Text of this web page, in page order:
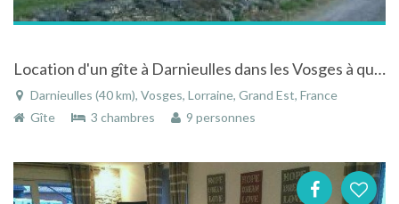
Location d'un gîte à Darnieulles dans les Vosges à quelques kilomètres d'Epinal.
Darnieulles (40 km), Vosges, Lorraine, Grand Est, France
Gîte
3 chambres 9 personnes